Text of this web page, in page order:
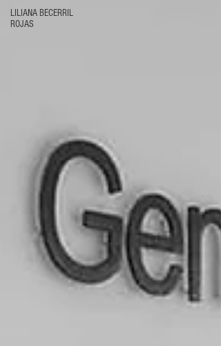
LILIANA BECERRIL
ROJAS